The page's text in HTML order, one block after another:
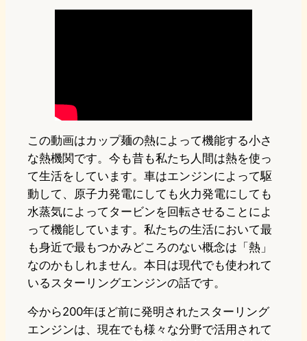
この動画はカップ麺の熱によって機能する小さ
な熱機関です。今も昔も私たち人間は熱を使っ
て生活をしています。車はエンジンによって駆
動して、原子力発電にしても火力発電にしても
水蒸気によってタービンを回転させることによ
って機能しています。私たちの生活において最
も身近で最もつかみどころのない概念は「熱」
なのかもしれません。本日は現代でも使われて
いるスターリングエンジンの話です。
今から200年ほど前に発明されたスターリング
エンジンは、現在でも様々な分野で活用されて